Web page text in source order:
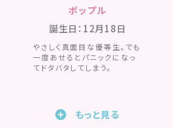
ポップル
誕生日：12月18日
やさしく真面目な優等生。でも
一度あせるとパニックになっ
てドタバタしてしまう。
もっと見る